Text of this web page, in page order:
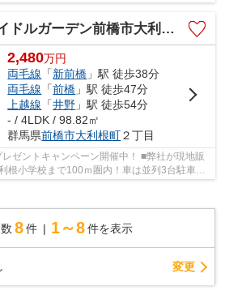
ルガーデン前橋市大利根町第2ー①
2,480万円
両毛線 「新前橋 」駅 徒歩38分
両毛線 「前橋 」駅 徒歩47分
上越線 「井野 」駅 徒歩54分
- / 4LDK / 98.82㎡
群馬県前橋市大利根町２丁目
ゼントキャンペーン開催中！ ■弊社が現地販
根小学校まで100ｍ圏内！車は並列3台駐車可
8 件 1～8 件を表示
変更